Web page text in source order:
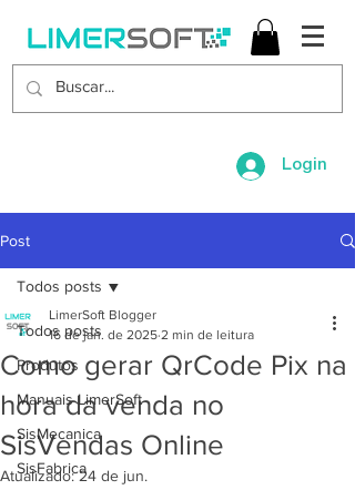
Login
Post
Todos posts
Produtos
Manuais LimerSoft
SisMecanica
SisFabrica
Todos posts
Como gerar QrCode Pix na
hora da venda no
SisVendas Online
LimerSoft Blogger
16 de jan. de 2025 2 min de leitura
Atualizado:24 de jun.